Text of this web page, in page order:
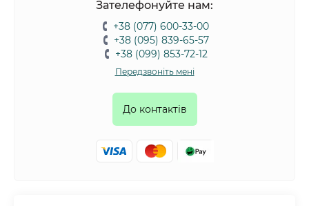
Зателефонуйте нам:
+38 (077) 600-33-00
+38 (095) 839-65-57
+38 (099) 853-72-12
Передзвоніть мені
До контактів